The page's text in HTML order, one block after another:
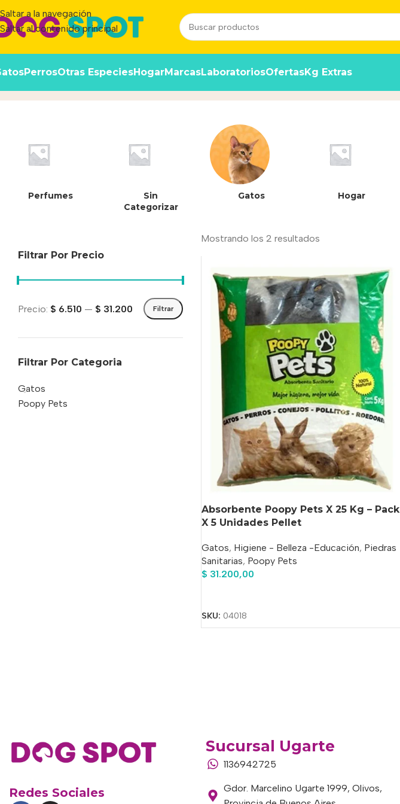
Saltar a la navegación
Saltar al contenido principal
PerrosOtras EspeciesHogarMarcasLaboratoriosOfertasKg Extras
7682569822120
Perfumes
Sin
Categorizar
Gatos Hogar
Filtrar Por Precio
Filtrar
Precio: $ 6.510 — $ 31.200
Filtrar Por Categoria
Gatos
Poopy Pets
Mostrando los 2 resultados
Absorbente Poopy Pets X 25 Kg – Pack
X 5 Unidades Pellet
Gatos, Higiene - Belleza -Educación, Piedras
Sanitarias, Poopy Pets
$ 31.200,00
SKU: 04018
Redes Sociales
Sucursal Ugarte
1136942725
Gdor. Marcelino Ugarte 1999, Olivos,